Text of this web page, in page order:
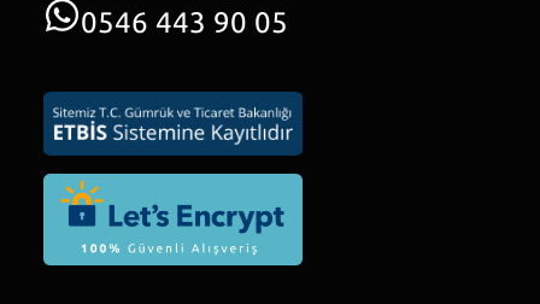
0546 443 90 05